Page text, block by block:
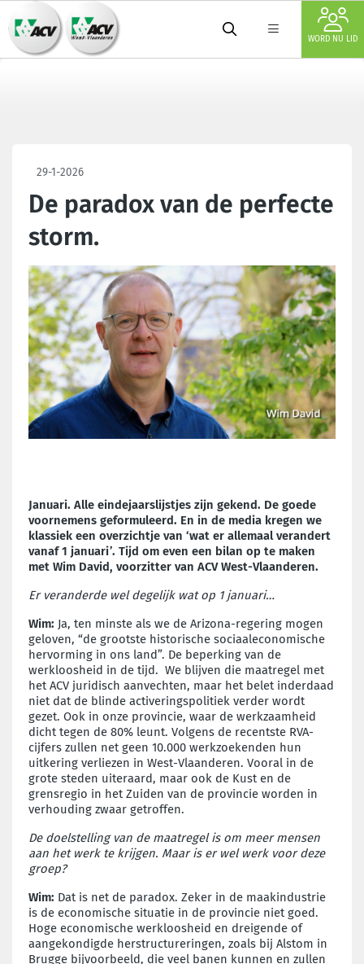
WORD NU LID
29-1-2026
De paradox van de perfecte
storm.
Januari. Alle eindejaarslijstjes zijn gekend. De goede
voornemens geformuleerd. En in de media kregen we
klassiek een overzichtje van ‘wat er allemaal verandert
vanaf 1 januari’. Tijd om even een bilan op te maken
met Wim David, voorzitter van ACV West-Vlaanderen.
Er veranderde wel degelijk wat op 1 januari…
Wim: Ja, ten minste als we de Arizona-regering mogen
geloven, “de grootste historische sociaaleconomische
hervorming in ons land”. De beperking van de
werkloosheid in de tijd. We blijven die maatregel met
het ACV juridisch aanvechten, maar het belet inderdaad
niet dat de blinde activeringspolitiek verder wordt
gezet. Ook in onze provincie, waar de werkzaamheid
dicht tegen de 80% leunt. Volgens de recentste RVA-
cijfers zullen net geen 10.000 werkzoekenden hun
uitkering verliezen in West-Vlaanderen. Vooral in de
grote steden uiteraard, maar ook de Kust en de
grensregio in het Zuiden van de provincie worden in
verhouding zwaar getroffen.
De doelstelling van de maatregel is om meer mensen
aan het werk te krijgen. Maar is er wel werk voor deze
groep?
Wim: Dat is net de paradox. Zeker in de maakindustrie
is de economische situatie in de provincie niet goed.
Hoge economische werkloosheid en dreigende of
aangekondigde herstructureringen, zoals bij Alstom in
Brugge bijvoorbeeld, die veel banen kunnen en zullen